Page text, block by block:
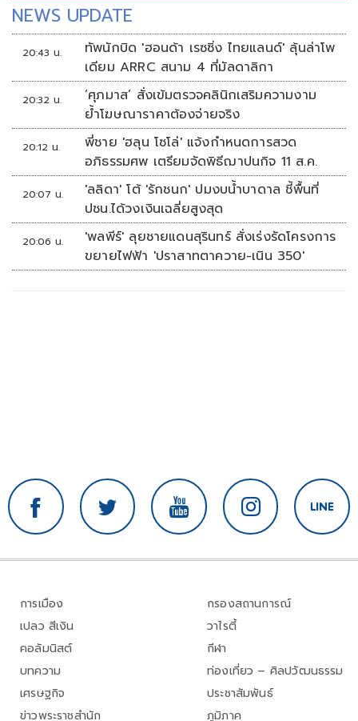
NEWS UPDATE
20:43 น.
ทัพนักบิด 'ฮอนด้า เรซซิ่ง ไทยแลนด์' ลุ้นล่าโพ
เดียม ARRC สนาม 4 ที่มัลดาลิกา
20:32 น.
‘ศุภมาส’ สั่งเข้มตรวจคลินิกเสริมความงาม
ย้ำโฆษณาราคาต้องจ่ายจริง
20:12 น.
พี่ชาย 'ฮลุน โซโล่' แจ้งกำหนดการสวด
อภิธรรมศพ เตรียมจัดพิธีฌาปนกิจ 11 ส.ค.
20:07 น.
'ลลิดา' โต้ 'รักชนก' ปมงบน้ำบาดาล ชี้พื้นที่
ปชน.ได้วงเงินเฉลี่ยสูงสุด
20:06 น.
'พลพีร์' ลุยชายแดนสุรินทร์ สั่งเร่งรัดโครงการ
ขยายไฟฟ้า 'ปราสาทตาควาย-เนิน 350'
การเมือง
เปลว สีเงิน
คอลัมนิสต์
บทความ
เศรษฐกิจ
ข่าวพระราชสำนัก
กรองสถานการณ์
วาไรตี้
กีฬา
ท่องเที่ยว – ศิลปวัฒนธรรม
ประชาสัมพันธ์
ภูมิภาค